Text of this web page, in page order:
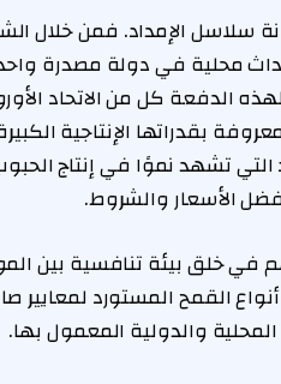
سلاسل الإمداد. فمن خلال
محلية في دولة مصدرة
الدفعة كل من الاتحاد
بقدراتها الإنتاجية
التي تشهد نموًا في إنتاج
الأسعار والشروط.
في خلق بيئة تنافسية بين
القمح المستورد لمعايير
والدولية المعمول بها.